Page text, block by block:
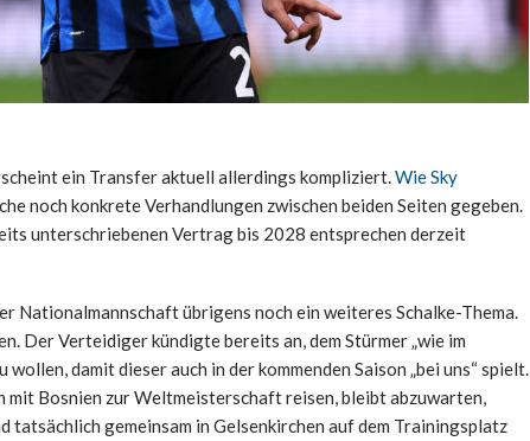
ein Transfer aktuell allerdings kompliziert.Wie Sky
noch konkrete Verhandlungen zwischen beiden Seiten gegeben.
unterschriebenen Vertrag bis 2028 entsprechen derzeit
Nationalmannschaft übrigens noch ein weiteres Schalke-Thema.
Der Verteidiger kündigte bereits an, dem Stürmer „wie im
damit dieser auch in der kommenden Saison „bei uns“ spielt.
mit Bosnien zur Weltmeisterschaft reisen, bleibt abzuwarten,
tatsächlich gemeinsam in Gelsenkirchen auf dem Trainingsplatz